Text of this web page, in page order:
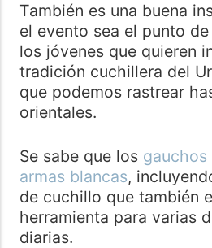
También es una buena
el evento sea el punto
los jóvenes que quieren
tradición cuchillera del
que podemos rastrear
orientales.
Se sabe que los gauchos
armas blancas,
de cuchillo que también
herramienta para varias
diarias​.